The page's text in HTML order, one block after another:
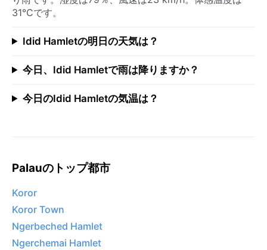
31°Cです。
Idid Hamletの明日の天気は？
今日、Idid Hamletで雨は降りますか？
今日のIdid Hamletの気温は？
Palauのトップ都市
Koror
Koror Town
Ngerbeched Hamlet
Ngerchemai Hamlet